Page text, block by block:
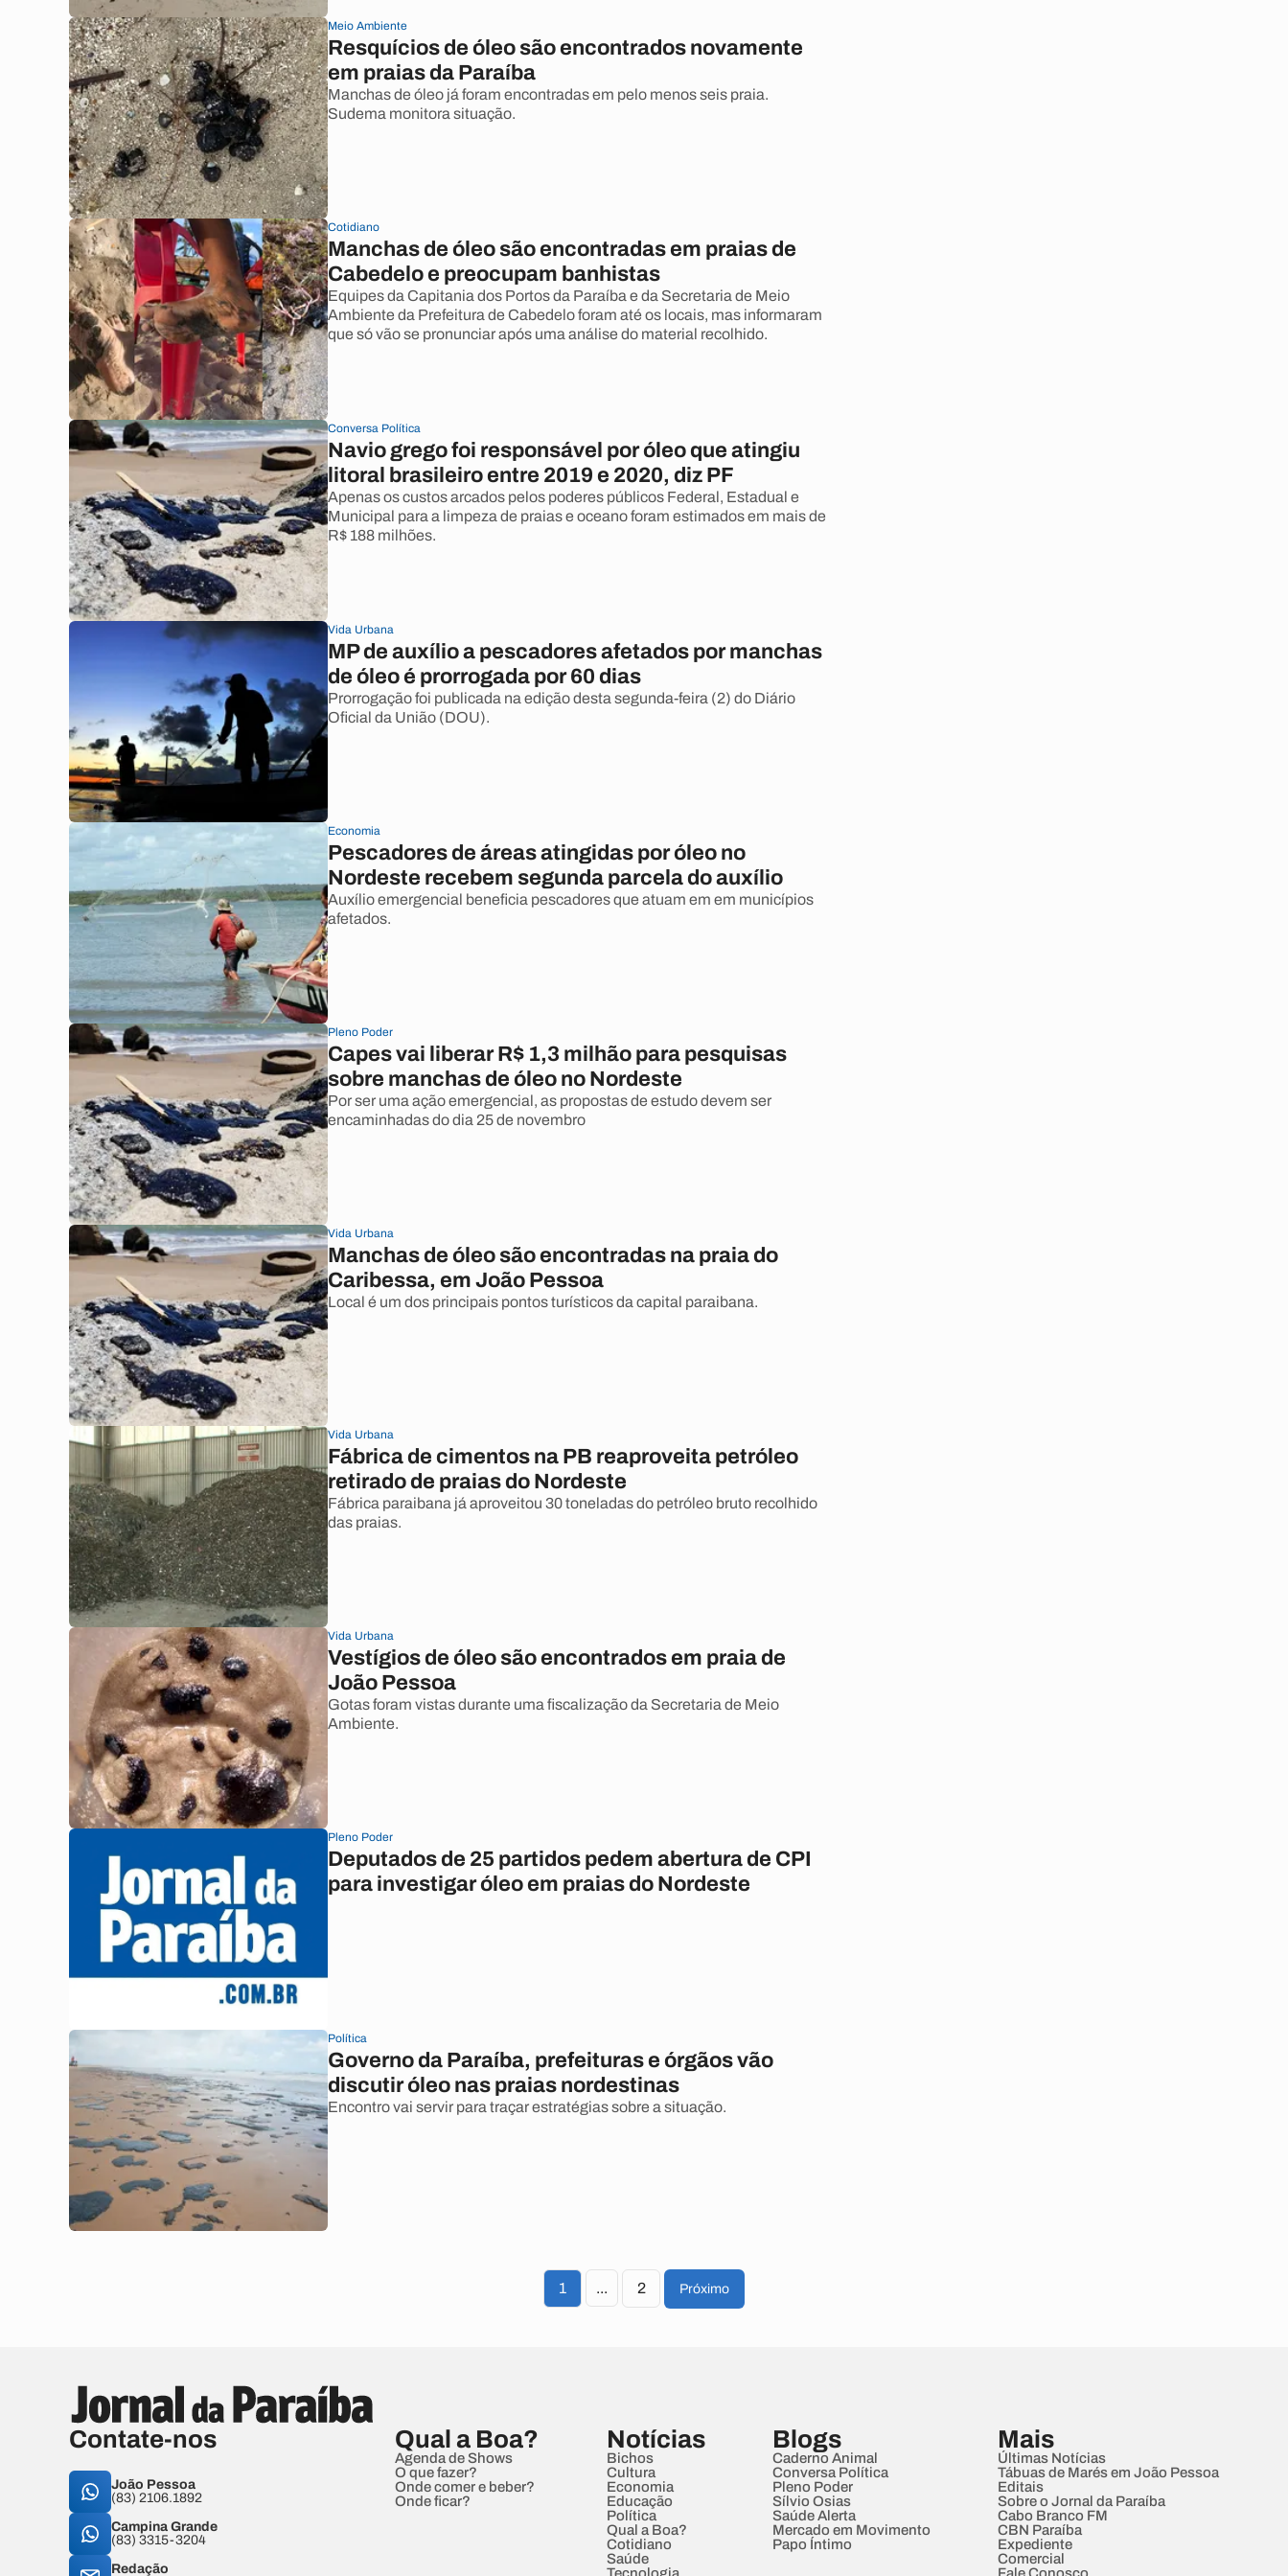
Meio Ambiente
Resquícios de óleo são encontrados novamente
em praias da Paraíba
Manchas de óleo já foram encontradas em pelo menos seis praia.
Sudema monitora situação.
Cotidiano
Manchas de óleo são encontradas em praias de
Cabedelo e preocupam banhistas
Equipes da Capitania dos Portos da Paraíba e da Secretaria de Meio
Ambiente da Prefeitura de Cabedelo foram até os locais, mas informaram
que só vão se pronunciar após uma análise do material recolhido.
Conversa Política
Navio grego foi responsável por óleo que atingiu
litoral brasileiro entre 2019 e 2020, diz PF
Apenas os custos arcados pelos poderes públicos Federal, Estadual e
Municipal para a limpeza de praias e oceano foram estimados em mais de
R$ 188 milhões.
Vida Urbana
MP de auxílio a pescadores afetados por manchas
de óleo é prorrogada por 60 dias
Prorrogação foi publicada na edição desta segunda-feira (2) do Diário
Oficial da União (DOU).
Economia
Pescadores de áreas atingidas por óleo no
Nordeste recebem segunda parcela do auxílio
Auxílio emergencial beneficia pescadores que atuam em em municípios
afetados.
Pleno Poder
Capes vai liberar R$ 1,3 milhão para pesquisas
sobre manchas de óleo no Nordeste
Por ser uma ação emergencial, as propostas de estudo devem ser
encaminhadas do dia 25 de novembro
Vida Urbana
Manchas de óleo são encontradas na praia do
Caribessa, em João Pessoa
Local é um dos principais pontos turísticos da capital paraibana.
Vida Urbana
Fábrica de cimentos na PB reaproveita petróleo
retirado de praias do Nordeste
Fábrica paraibana já aproveitou 30 toneladas do petróleo bruto recolhido
das praias.
Vida Urbana
Vestígios de óleo são encontrados em praia de
João Pessoa
Gotas foram vistas durante uma fiscalização da Secretaria de Meio
Ambiente.
Pleno Poder
Deputados de 25 partidos pedem abertura de CPI
para investigar óleo em praias do Nordeste
Política
Governo da Paraíba, prefeituras e órgãos vão
discutir óleo nas praias nordestinas
Encontro vai servir para traçar estratégias sobre a situação.
1 ... 2 Próximo
Contate-nos
João Pessoa
(83) 2106.1892
Campina Grande
(83) 3315-3204
Redação
Qual a Boa?
Agenda de Shows
O que fazer?
Onde comer e beber?
Onde ficar?
Notícias
Bichos
Cultura
Economia
Educação
Política
Qual a Boa?
Cotidiano
Saúde
Blogs
Caderno Animal
Conversa Política
Pleno Poder
Sílvio Osias
Saúde Alerta
Mercado em Movimento
Papo Íntimo
Mais
Últimas Notícias
Tábuas de Marés em João Pessoa
Editais
Sobre o Jornal da Paraíba
Cabo Branco FM
CBN Paraíba
Expediente
Comercial